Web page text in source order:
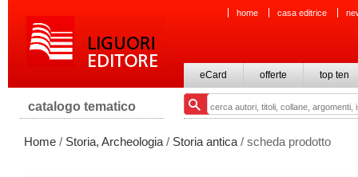
home casa editrice
eCard offerte top ten
catalogo tematico
Home / Storia, Archeologia / Storia antica / scheda prodotto